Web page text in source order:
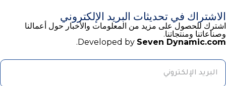
الاشتراك في تحديثات البريد الإلكتروني
اشترك للحصول على مزيد من المعلومات والأخبار حول أعمالنا
وصناعاتنا ومنتجاتنا.
Developed by Seven Dynamic.com
.